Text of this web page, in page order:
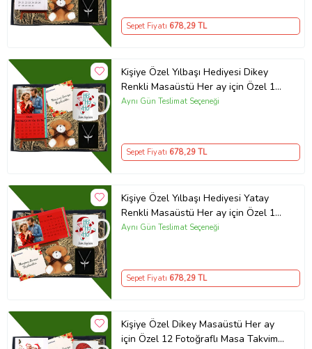
Sepet Fiyatı 678,29 TL
Kişiye Özel Yılbaşı Hediyesi Dikey
Renkli Masaüstü Her ay için Özel 12
Fotoğraflı Masa Takvimi Ve Kupa
Aynı Gün Teslimat Seçeneği
Sepet Fiyatı 678,29 TL
Kişiye Özel Yılbaşı Hediyesi Yatay
Renkli Masaüstü Her ay için Özel 12
Fotoğraflı Masa Takvimi Ve Kupa
Aynı Gün Teslimat Seçeneği
Sepet Fiyatı 678,29 TL
Kişiye Özel Dikey Masaüstü Her ay
için Özel 12 Fotoğraflı Masa Takvim